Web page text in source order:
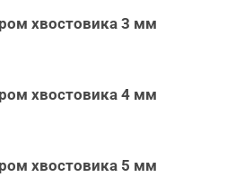
хвостовика 3 мм
хвостовика 4 мм
хвостовика 5 мм